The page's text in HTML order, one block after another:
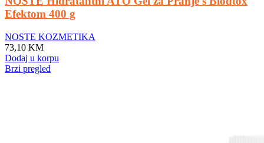
Efektom 400 g
NOSTE KOZMETIKA
73,10 KM
Dodaj u korpu
Brzi pregled